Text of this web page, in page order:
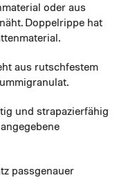
oder aus
Doppelrippe hat
aus rutschfestem
und strapazierfähig
passgenauer